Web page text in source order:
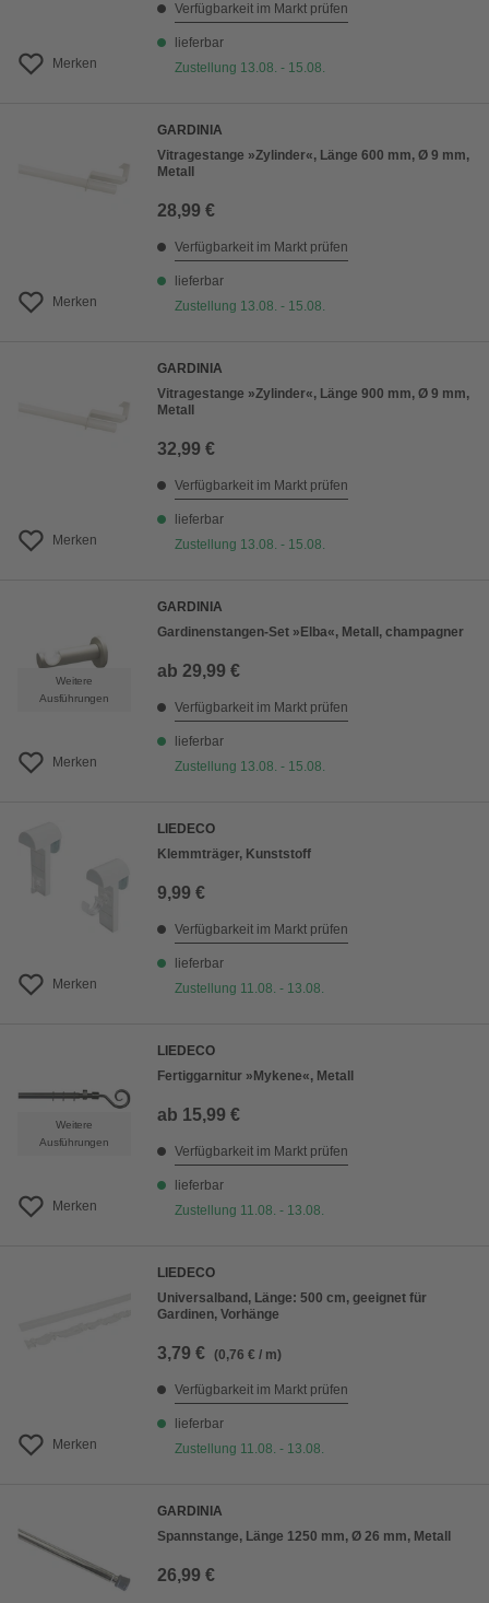
Merken
Verfügbarkeit im Markt prüfen
lieferbar
Zustellung 13.08. - 15.08.
Merken
GARDINIA
Vitragestange »Zylinder«, Länge 600 mm, Ø 9 mm,
Metall
28,99 €
Verfügbarkeit im Markt prüfen
lieferbar
Zustellung 13.08. - 15.08.
Merken
GARDINIA
Vitragestange »Zylinder«, Länge 900 mm, Ø 9 mm,
Metall
32,99 €
Verfügbarkeit im Markt prüfen
lieferbar
Zustellung 13.08. - 15.08.
Weitere
Ausführungen
Merken
GARDINIA
Gardinenstangen-Set »Elba«, Metall, champagner
ab 29,99 €
Verfügbarkeit im Markt prüfen
lieferbar
Zustellung 13.08. - 15.08.
Merken
LIEDECO
Klemmträger, Kunststoff
9,99 €
Verfügbarkeit im Markt prüfen
lieferbar
Zustellung 11.08. - 13.08.
Weitere
Ausführungen
Merken
LIEDECO
Fertiggarnitur »Mykene«, Metall
ab 15,99 €
Verfügbarkeit im Markt prüfen
lieferbar
Zustellung 11.08. - 13.08.
Merken
LIEDECO
Universalband, Länge: 500 cm, geeignet für
Gardinen, Vorhänge
3,79 € (0,76 € / m)
Verfügbarkeit im Markt prüfen
lieferbar
Zustellung 11.08. - 13.08.
GARDINIA
Spannstange, Länge 1250 mm, Ø 26 mm, Metall
26,99 €